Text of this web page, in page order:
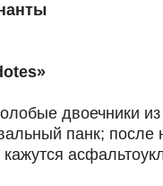
двоечники
панк;